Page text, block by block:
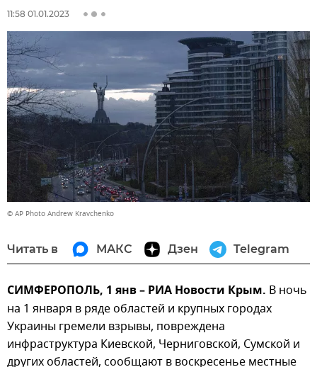
11:58 01.01.2023
© AP Photo Andrew Kravchenko
Читать в МАКС Дзен Telegram
СИМФЕРОПОЛЬ, 1 янв – РИА Новости Крым. В ночь
на 1 января в ряде областей и крупных городах
Украины гремели взрывы, повреждена
инфраструктура Киевской, Черниговской, Сумской и
других областей, сообщают в воскресенье местные